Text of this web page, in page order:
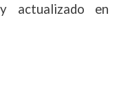
actualizado en